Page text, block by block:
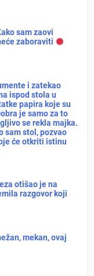
sam zaovi
zaboraviti
i zatekao
ispod stola u
papira koje su
je samo za to
se rekla majka.
sam stol, pozvao
će otkriti istinu
otišao je na
razgovor koji
mekan, ovaj